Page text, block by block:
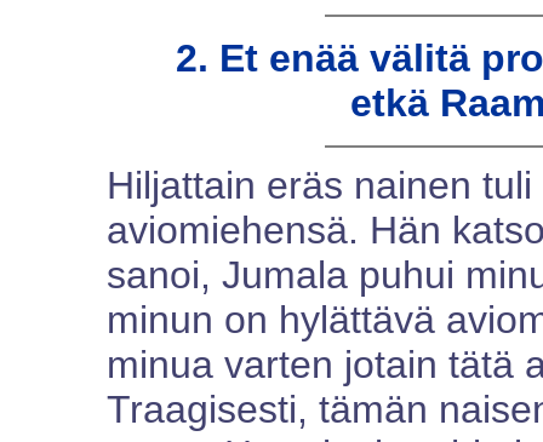
2. Et enää välitä
etkä
Hiljattain eräs nainen
aviomiehensä. Hän
sanoi, Jumala puhui
minun on hylättävä
minua varten jotain tätä
Traagisesti, tämän